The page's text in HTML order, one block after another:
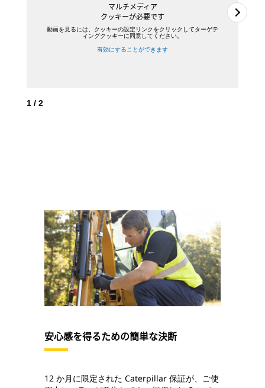
マルチメディア
クッキーが必要です
動画を見るには、クッキーの設定リンクをクリックしてターゲテ
ィングクッキーに同意してください。
有効にすることができます
1 / 2
安心感を得るための簡単な決断
12 か月に限定された Caterpillar 保証が、ご使